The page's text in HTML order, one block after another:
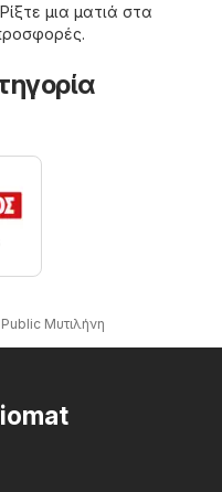
μια ματιά στα
Public Μυτιλήνη